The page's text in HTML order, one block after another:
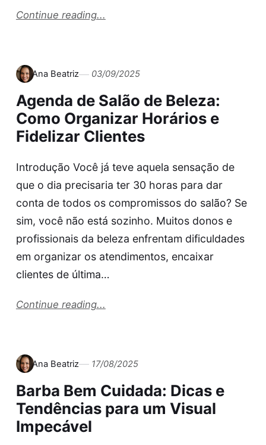
Continue reading...
Ana Beatriz 03/09/2025
Agenda de Salão de Beleza:
Como Organizar Horários e
Fidelizar Clientes
Introdução Você já teve aquela sensação de
que o dia precisaria ter 30 horas para dar
conta de todos os compromissos do salão? Se
sim, você não está sozinho. Muitos donos e
profissionais da beleza enfrentam dificuldades
em organizar os atendimentos, encaixar
clientes de última…
Continue reading...
Ana Beatriz 17/08/2025
Barba Bem Cuidada: Dicas e
Tendências para um Visual
Impecável